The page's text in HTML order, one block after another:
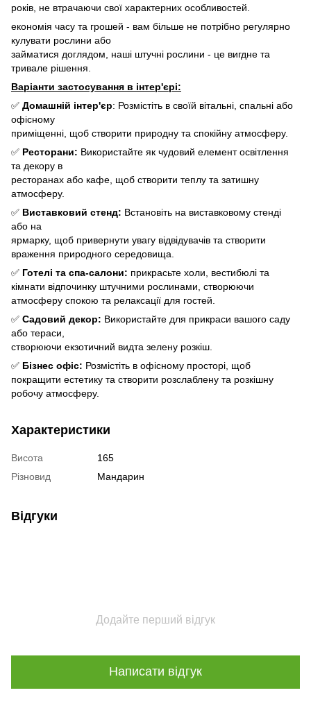
років, не втрачаючи свої характерних особливостей.
економія часу та грошей - вам більше не потрібно регулярно
кулувати рослини або
займатися доглядом, наші штучні рослини - це вигдне та
тривале рішення.
Варіанти застосування в інтер'єрі:
✅ Домашній інтер'єр: Розмістіть в своїй вітальні, спальні або
офісному
приміщенні, щоб створити природну та спокійну атмосферу.
✅ Ресторани: Використайте як чудовий елемент освітлення
та декору в
ресторанах або кафе, щоб створити теплу та затишну
атмосферу.
✅ Виставковий стенд: Встановіть на виставковому стенді
або на
ярмарку, щоб привернути увагу відвідувачів та створити
враження природного середовища.
✅ Готелі та спа-салони: прикрасьте холи, вестибюлі та
кімнати відпочинку штучними рослинами, створюючи
атмосферу спокою та релаксації для гостей.
✅ Садовий декор: Використайте для прикраси вашого саду
або тераси,
створюючи екзотичний видта зелену розкіш.
✅ Бізнес офіс: Розмістіть в офісному просторі, щоб
покращити естетику та створити розслаблену та розкішну
робочу атмосферу.
Характеристики
Висота
165
Різновид
Мандарин
Відгуки
Додайте перший відгук
Написати відгук